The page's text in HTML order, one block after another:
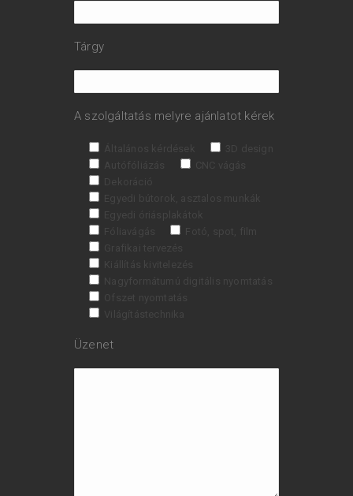
Tárgy
A szolgáltatás melyre ajánlatot kérek
Általános kérdések
Autófóliázás
Egyedi bútorok, asztalos munkák
Egyedi óriásplakátok
Fotó, spot, film
Grafikai tervezés
Kiállítás kivitelezés
Nagyformátumú digitális nyomtatás
Ofszet nyomtatás
Világítástechnika
Üzenet